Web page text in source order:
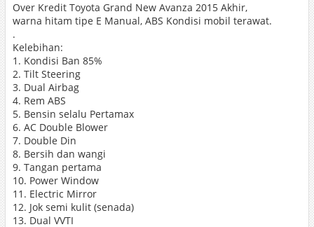
Over Kredit Toyota Grand New Avanza 2015 Akhir,
warna hitam tipe E Manual, ABS Kondisi mobil terawat.
.
Kelebihan:
1. Kondisi Ban 85%
2. Tilt Steering
3. Dual Airbag
4. Rem ABS
5. Bensin selalu Pertamax
6. AC Double Blower
7. Double Din
8. Bersih dan wangi
9. Tangan pertama
10. Power Window
11. Electric Mirror
12. Jok semi kulit (senada)
13. Dual VVTI